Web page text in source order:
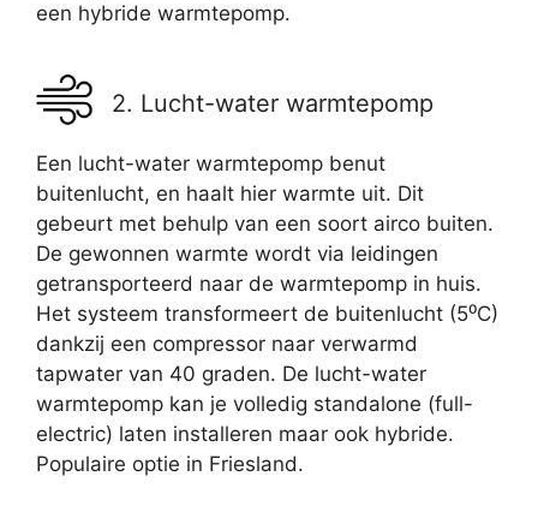
een hybride warmtepomp.
2. Lucht-water warmtepomp
Een lucht-water warmtepomp benut
buitenlucht, en haalt hier warmte uit. Dit
gebeurt met behulp van een soort airco buiten.
De gewonnen warmte wordt via leidingen
getransporteerd naar de warmtepomp in huis.
Het systeem transformeert de buitenlucht (5⁰C)
dankzij een compressor naar verwarmd
tapwater van 40 graden. De lucht-water
warmtepomp kan je volledig standalone (full-
electric) laten installeren maar ook hybride.
Populaire optie in Friesland.